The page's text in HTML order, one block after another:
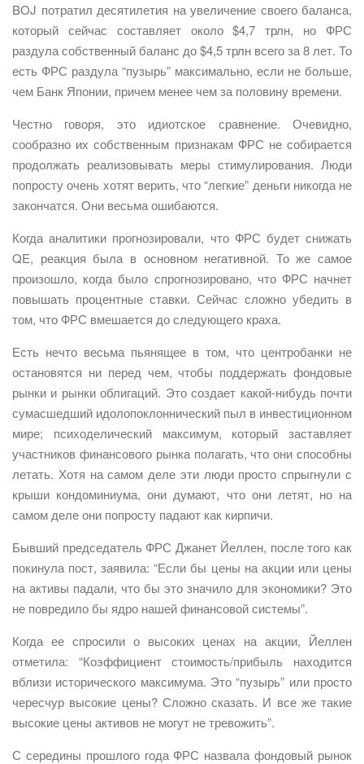
BOJ потратил десятилетия на увеличение своего баланса,
который сейчас составляет около $4,7 трлн, но ФРС
раздула собственный баланс до $4,5 трлн всего за 8 лет. То
есть ФРС раздула “пузырь” максимально, если не больше,
чем Банк Японии, причем менее чем за половину времени.
Честно говоря, это идиотское сравнение. Очевидно,
сообразно их собственным признакам ФРС не собирается
продолжать реализовывать меры стимулирования. Люди
попросту очень хотят верить, что “легкие” деньги никогда не
закончатся. Они весьма ошибаются.
Когда аналитики прогнозировали, что ФРС будет снижать
QE, реакция была в основном негативной. То же самое
произошло, когда было спрогнозировано, что ФРС начнет
повышать процентные ставки. Сейчас сложно убедить в
том, что ФРС вмешается до следующего краха.
Есть нечто весьма пьянящее в том, что центробанки не
остановятся ни перед чем, чтобы поддержать фондовые
рынки и рынки облигаций. Это создает какой-нибудь почти
сумасшедший идолопоклоннический пыл в инвестиционном
мире; психоделический максимум, который заставляет
участников финансового рынка полагать, что они способны
летать. Хотя на самом деле эти люди просто спрыгнули с
крыши кондоминиума, они думают, что они летят, но на
самом деле они попросту падают как кирпичи.
Бывший председатель ФРС Джанет Йеллен, после того как
покинула пост, заявила: “Если бы цены на акции или цены
на активы падали, что бы это значило для экономики? Это
не повредило бы ядро нашей финансовой системы”.
Когда ее спросили о высоких ценах на акции, Йеллен
отметила: “Коэффициент стоимость/прибыль находится
вблизи исторического максимума. Это “пузырь” или просто
чересчур высокие цены? Сложно сказать. И все же такие
высокие цены активов не могут не тревожить”.
С середины прошлого года ФРС назвала фондовый рынок